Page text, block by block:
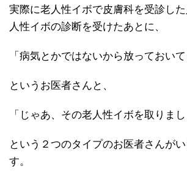
実際に老人性イボで皮膚科を受診し
人性イボの診断を受けたあとに、
「病気とかではないから放っておいて
というお医者さんと、
「じゃあ、その老人性イボを取りまし
という２つのタイプのお医者さんが
す。